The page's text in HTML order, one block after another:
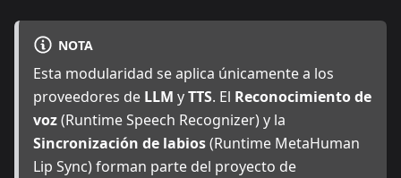
NOTA
Esta modularidad se aplica únicamente a los
proveedores de LLM yTTS. El Reconocimiento de
voz(Runtime Speech Recognizer) y la
Sincronización de labios(Runtime MetaHuman
Lip Sync) forman parte del proyecto de